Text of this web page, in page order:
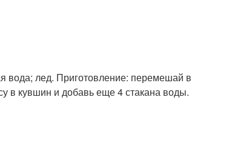
вода; лед. Приготовление: перемешай в
в кувшин и добавь еще 4 стакана воды.